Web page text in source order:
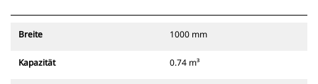
optischen Signalen, die von der
Breite 1000 mm
Kapazität 0.74 m³